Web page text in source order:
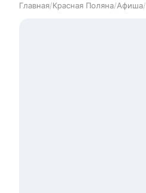
Главная/Красная Поляна/Афиша/